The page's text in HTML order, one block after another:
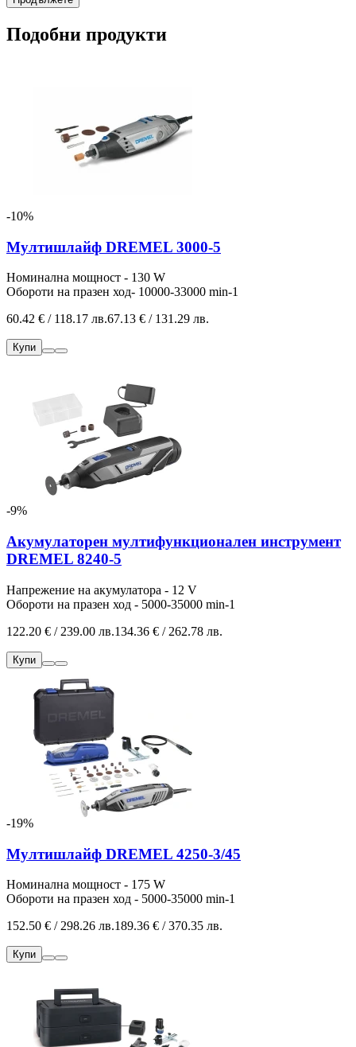
Подобни продукти
-10%
Мултишлайф DREMEL 3000-5
Номинална мощност - 130 W
Обороти на празен ход- 10000-33000 min-1
60.42 € / 118.17 лв.67.13 € / 131.29 лв.
Купи
-9%
Акумулаторен мултифункционален инструмент
DREMEL 8240-5
Напрежение на акумулатора - 12 V
Обороти на празен ход - 5000-35000 min-1
122.20 € / 239.00 лв.134.36 € / 262.78 лв.
Купи
-19%
Мултишлайф DREMEL 4250-3/45
Номинална мощност - 175 W
Обороти на празен ход - 5000-35000 min-1
152.50 € / 298.26 лв.189.36 € / 370.35 лв.
Купи